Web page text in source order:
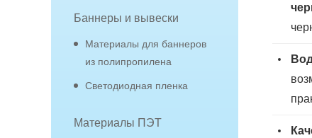
Баннеры и вывески
Материалы для баннеров
из полипропилена
Светодиодная пленка
Материалы ПЭТ